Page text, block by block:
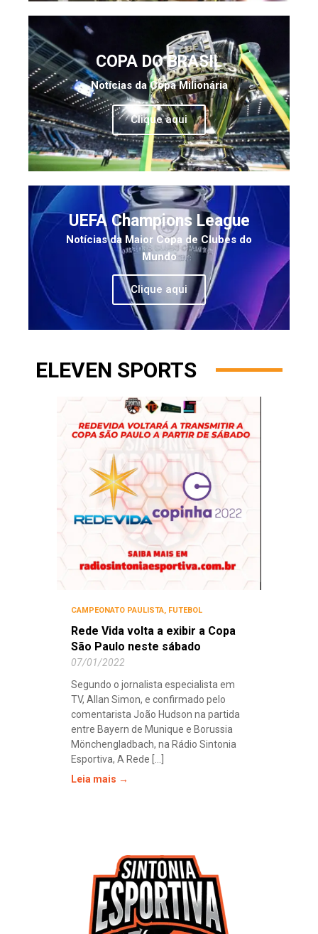
COPA DO BRASIL
Notícias da Copa Milionária
Clique aqui
UEFA Champions League
Notícias da Maior Copa de Clubes do
Mundo
Clique aqui
ELEVEN SPORTS
CAMPEONATO PAULISTA, FUTEBOL
Rede Vida volta a exibir a Copa
São Paulo neste sábado
07/01/2022
Segundo o jornalista especialista em
TV, Allan Simon, e confirmado pelo
comentarista João Hudson na partida
entre Bayern de Munique e Borussia
Mönchengladbach, na Rádio Sintonia
Esportiva, A Rede [...]
Leia mais →